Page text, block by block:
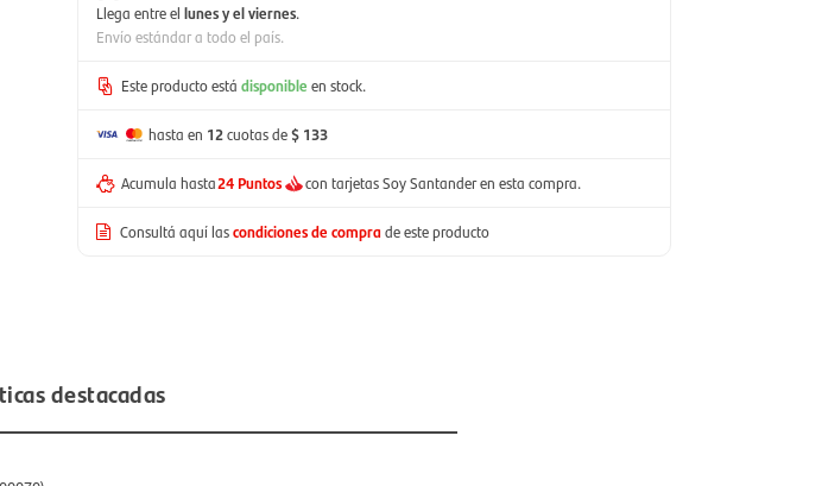
Llega entre el lunes y el viernes.
Envío estándar a todo el país.
Este producto está disponible en stock.
hasta en 12cuotas de$ 133
Acumula hasta24 Puntos con tarjetas Soy Santander en esta compra.
Consultá aquí lascondiciones de comprade este producto
destacadas